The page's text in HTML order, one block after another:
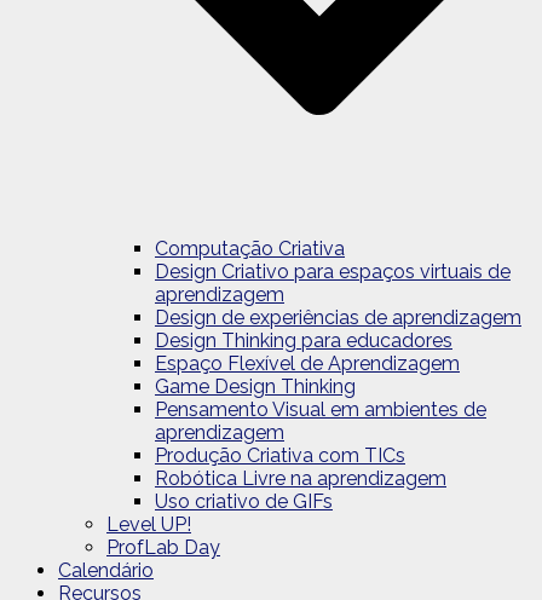
Computação Criativa
Design Criativo para espaços virtuais de
aprendizagem
Design de experiências de aprendizagem
Design Thinking para educadores
Espaço Flexível de Aprendizagem
Game Design Thinking
Pensamento Visual em ambientes de
aprendizagem
Produção Criativa com TICs
Robótica Livre na aprendizagem
Uso criativo de GIFs
Level UP!
ProfLab Day
Calendário
Recursos